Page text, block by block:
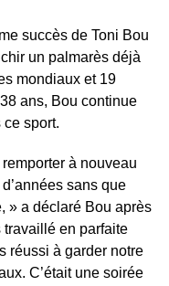
succès de Toni Bou
un palmarès déjà
mondiaux et 19
ans, Bou continue
ce sport.
à nouveau
sans que
» a déclaré Bou après
travaillé en parfaite
réussi à garder notre
C’était une soirée